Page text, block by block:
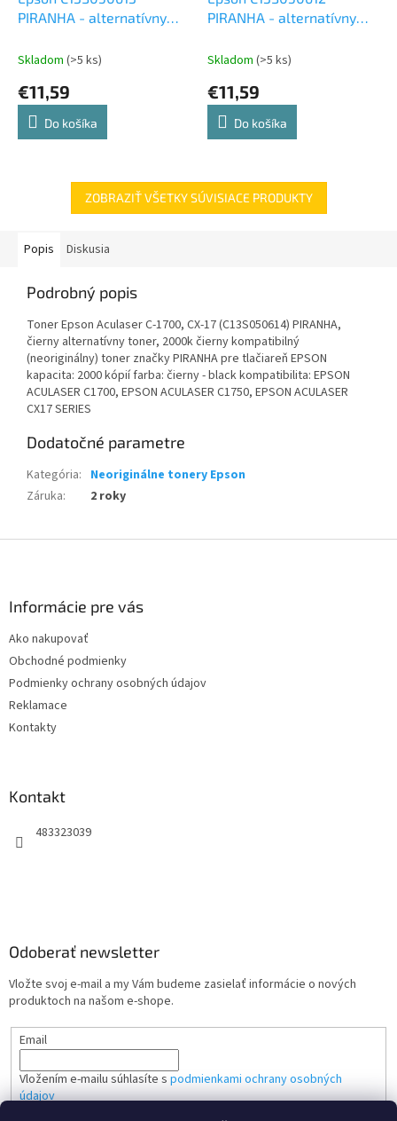
PIRANHA - alternatívny
Skladom (>5 ks)
€11,59
Do košíka
PIRANHA - alternatívny
Skladom (>5 ks)
€11,59
Do košíka
ZOBRAZIŤ VŠETKY SÚVISIACE PRODUKTY
Popis Diskusia
Podrobný popis
Toner Epson Aculaser C-1700, CX-17 (C13S050614) PIRANHA,
čierny alternatívny toner, 2000k čierny kompatibilný
(neoriginálny) toner značky PIRANHA pre tlačiareň EPSON
kapacita: 2000 kópií farba: čierny - black kompatibilita: EPSON
ACULASER C1700, EPSON ACULASER C1750, EPSON ACULASER
CX17 SERIES
Dodatočné parametre
Kategória: Neoriginálne tonery Epson
Záruka: 2 roky
Informácie pre vás
Ako nakupovať
Obchodné podmienky
Podmienky ochrany osobných údajov
Reklamace
Kontakty
Kontakt
483323039
Odoberať newsletter
Vložte svoj e-mail a my Vám budeme zasielať informácie o nových
produktoch na našom e-shope.
Email
Vložením e-mailu súhlasíte s podmienkami ochrany osobných
údajov